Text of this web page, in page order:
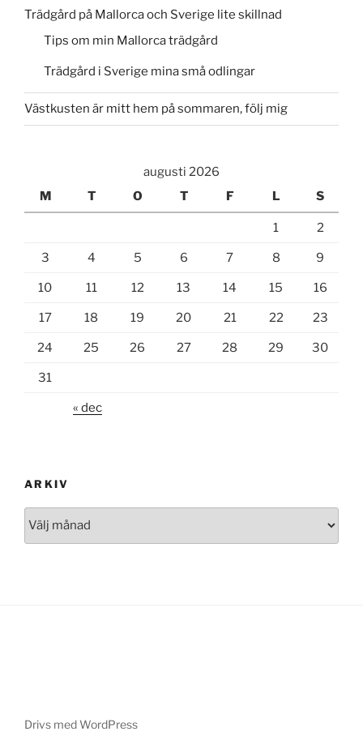
Trädgård på Mallorca och Sverige lite skillnad
Tips om min Mallorca trädgård
Trädgård i Sverige mina små odlingar
Västkusten är mitt hem på sommaren, följ mig
augusti 2026
M
T O T F L S
1 2
3 4 5 6 7 8 9
10 11 12 13 14 15 16
17 18 19 20 21 22 23
24 25 26 27 28 29 30
31
« dec
ARKIV
Drivs med WordPress